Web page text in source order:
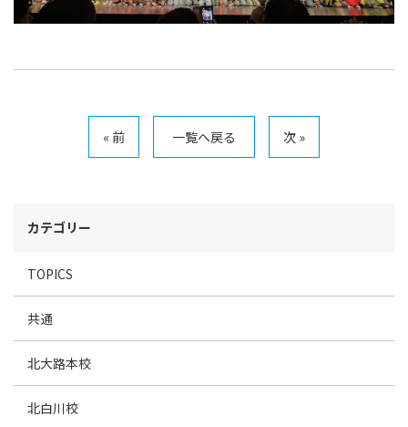
« 前 一覧へ戻る 次 »
カテゴリー
TOPICS
共通
北大路本校
北白川校